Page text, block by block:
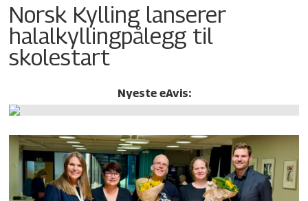
Norsk Kylling lanserer
halalkylling­pålegg til
skolestart
Nyeste eAvis: